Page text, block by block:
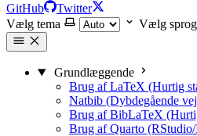
GitHub
Twitter
Vælg tema
Vælg sprog
Grundlæggende
Brug af LaTeX (Hurtig
Natbib (Dybdegående
Brug af BibLaTeX
Brug af Quarto